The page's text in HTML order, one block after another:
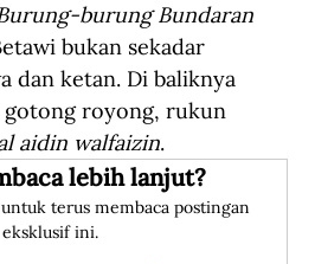
burung Bundaran
bukan sekadar
dan ketan. Di baliknya
royong, rukun
aidin walfaizin.
lebih lanjut?
terus membaca postingan
eksklusif ini.